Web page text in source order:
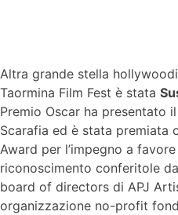
Altra grande stella
Taormina Film Fest è stata
Premio Oscar ha presentato
Scarafia ed è stata premiata
Award per l’impegno a
riconoscimento conferitole
board of directors di APJ
organizzazione no-profit